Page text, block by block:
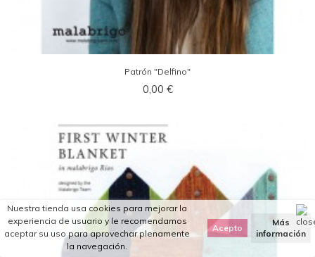
Nuestra tienda usa cookies para mejorar la
experiencia de usuario y le recomendamos
aceptar su uso para aprovechar plenamente
la navegación.
Más
información
Patrón "Delfino"
0,00 €